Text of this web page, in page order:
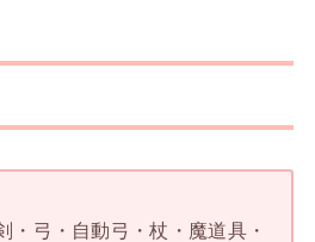
・弓・自動弓・杖・魔道具・